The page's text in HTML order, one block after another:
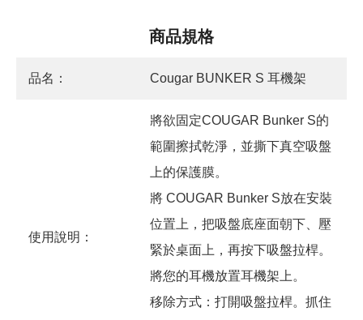
商品規格
品名： Cougar BUNKER S 耳機架
使用說明：
將欲固定COUGAR Bunker S的
範圍擦拭乾淨，並撕下真空吸盤
上的保護膜。
將 COUGAR Bunker S放在安裝
位置上，把吸盤底座面朝下、壓
緊於桌面上，再按下吸盤拉桿。
將您的耳機放置耳機架上。
移除方式：打開吸盤拉桿。抓住